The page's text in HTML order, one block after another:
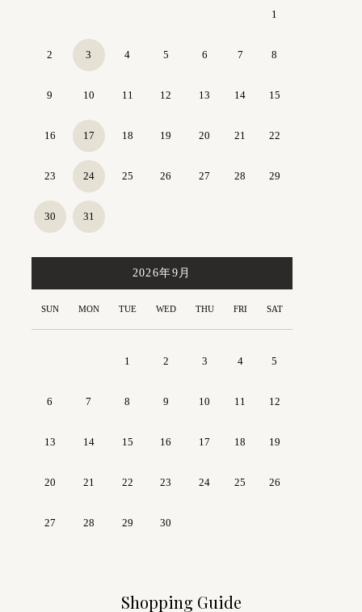
1
2 3 4 5 6 7 8
9 10 11 12 13 14 15
16 17 18 19 20 21 22
23 24 25 26 27 28 29
30 31
2026年9月
1 2 3 4 5
6 7 8 9 10 11 12
13 14 15 16 17 18 19
20 21 22 23 24 25 26
27 28 29 30
Shopping Guide